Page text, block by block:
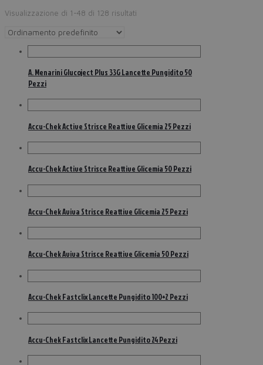
Visualizzazione di 1-48 di 128 risultati
A. Menarini Glucoject Plus 33G Lancette Pungidito 50
Pezzi
Accu-Chek Active Strisce Reattive Glicemia 25 Pezzi
Accu-Chek Active Strisce Reattive Glicemia 50 Pezzi
Accu-Chek Aviva Strisce Reattive Glicemia 25 Pezzi
Accu-Chek Aviva Strisce Reattive Glicemia 50 Pezzi
Accu-Chek Fastclix Lancette Pungidito 100+2 Pezzi
Accu-Chek Fastclix Lancette Pungidito 24 Pezzi